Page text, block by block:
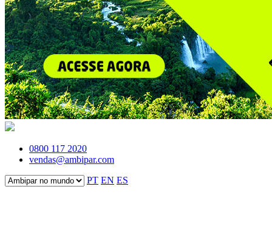
0800 117 2020
vendas@ambipar.com
PT EN ES